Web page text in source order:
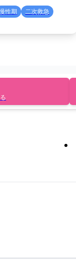
性期
二次救急